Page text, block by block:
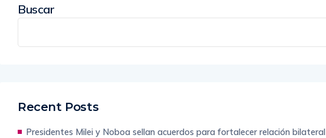
Buscar
Recent Posts
Presidentes Milei y Noboa sellan acuerdos para fortalecer relación bilateral